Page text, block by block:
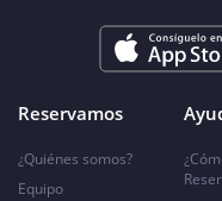
Reservamos
¿Quiénes somos?
Equipo